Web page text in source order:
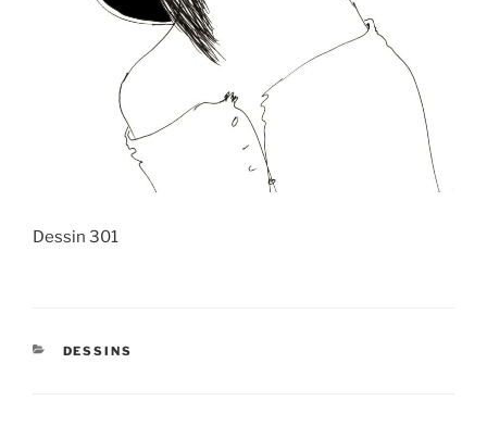
Dessin 301
CATÉGORIES
DESSINS